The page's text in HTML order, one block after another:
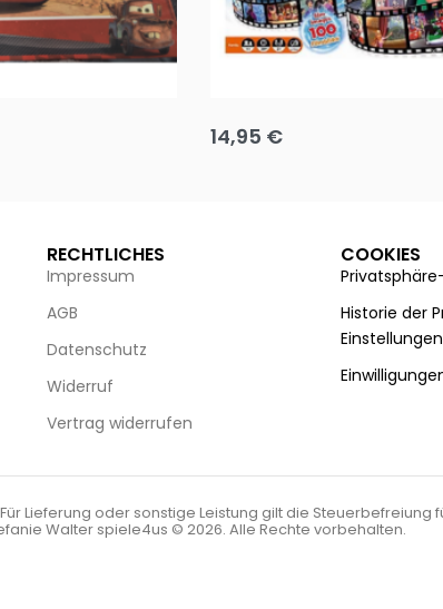
14,95 €
RECHTLICHES
Impressum
AGB
Datenschutz
Widerruf
Vertrag widerrufen
COOKIES
Historie der
Einstellungen
Lieferung oder sonstige Leistung gilt die Steuerbefreiung
Walter spiele4us © 2026. Alle Rechte vorbehalten.